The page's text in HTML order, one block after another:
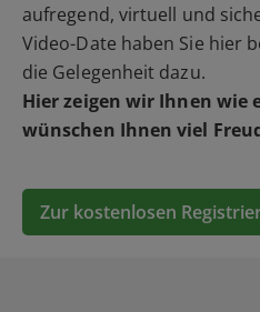
aufregend, virtuell und
Video-Date haben Sie hier
die Gelegenheit dazu.
Hier zeigen wir Ihnen wie
wünschen Ihnen viel
Zur kostenlosen